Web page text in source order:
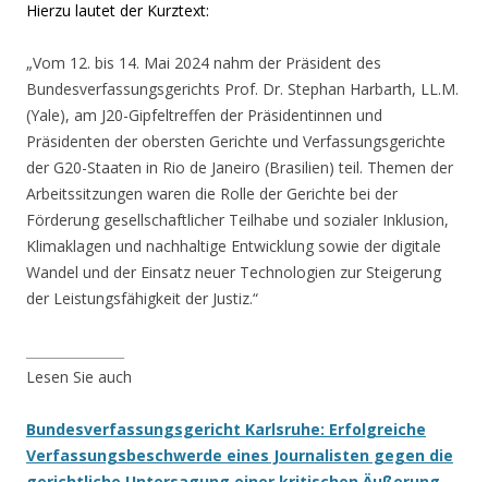
Hierzu lautet der Kurztext:
„Vom 12. bis 14. Mai 2024 nahm der Präsident des
Bundesverfassungsgerichts Prof. Dr. Stephan Harbarth, LL.M.
(Yale), am J20-Gipfeltreffen der Präsidentinnen und
Präsidenten der obersten Gerichte und Verfassungsgerichte
der G20-Staaten in Rio de Janeiro (Brasilien) teil. Themen der
Arbeitssitzungen waren die Rolle der Gerichte bei der
Förderung gesellschaftlicher Teilhabe und sozialer Inklusion,
Klimaklagen und nachhaltige Entwicklung sowie der digitale
Wandel und der Einsatz neuer Technologien zur Steigerung
der Leistungsfähigkeit der Justiz.“
Lesen Sie auch
Bundesverfassungsgericht Karlsruhe: Erfolgreiche
Verfassungsbeschwerde eines Journalisten gegen die